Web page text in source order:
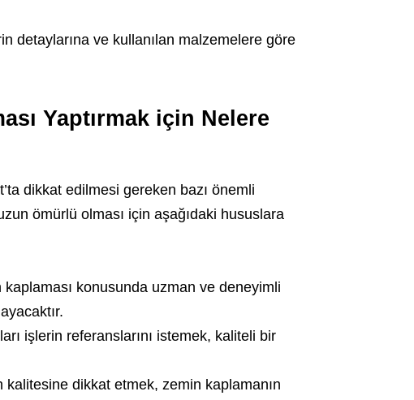
detaylarına ve kullanılan malzemelere göre
Yaptırmak için Nelere
dikkat edilmesi gereken bazı önemli
ömürlü olması için aşağıdaki hususlara
kaplaması konusunda uzman ve deneyimli
işlerin referanslarını istemek, kaliteli bir
kalitesine dikkat etmek, zemin kaplamanın